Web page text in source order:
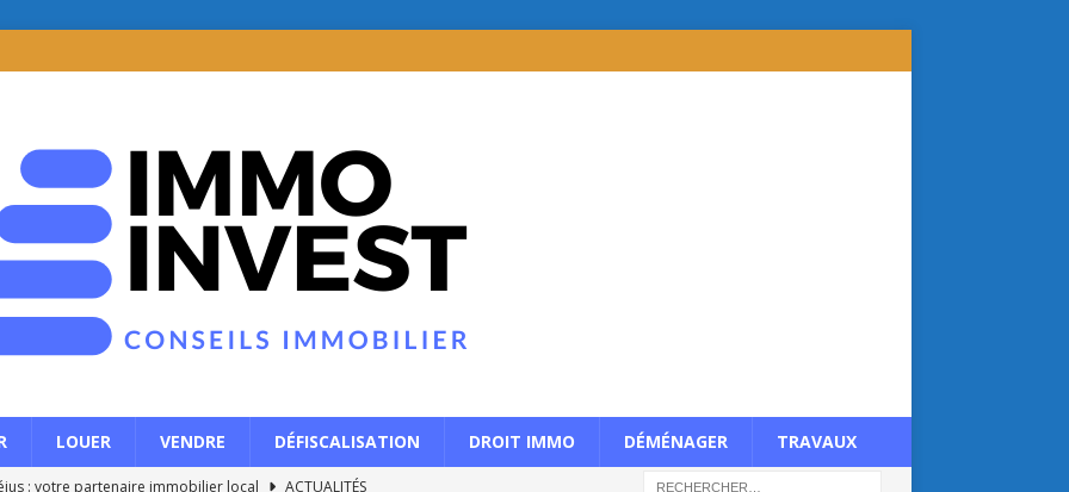
LOUER VENDRE DÉFISCALISATION DROIT IMMO DÉMÉNAGER TRAVAUX
: votre partenaire immobilier local
ACTUALITÉS